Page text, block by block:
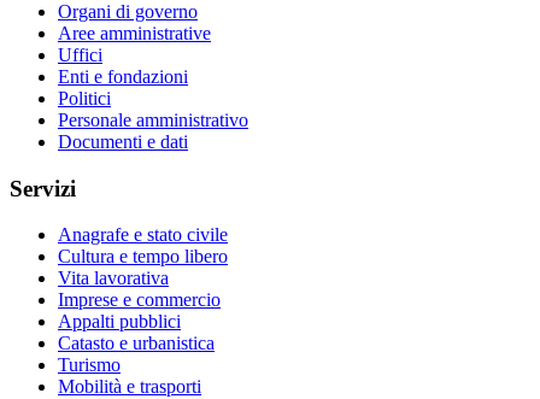
Organi di governo
Aree amministrative
Uffici
Enti e fondazioni
Politici
Personale amministrativo
Documenti e dati
Servizi
Anagrafe e stato civile
Cultura e tempo libero
Vita lavorativa
Imprese e commercio
Appalti pubblici
Catasto e urbanistica
Turismo
Mobilità e trasporti